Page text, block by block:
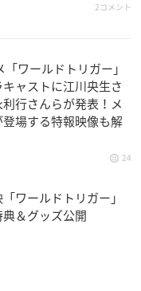
2コメント
「ワールドトリガー」
ャストに江川央生さ
行さんらが発表！メ
登場する特報映像も解
24
ワールドトリガー」
＆グッズ公開